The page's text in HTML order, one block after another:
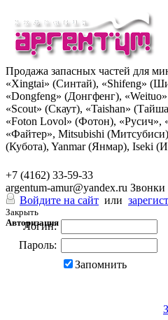
Продажа запасных частей для
«Xingtai» (Синтай), «Shifeng»
«Dongfeng» (Донгфенг),
«Scout» (Скаут), «Taishan»
«Foton Lovol» (Фотон), «Русич»,
«Файтер», Mitsubishi
(Кубота), Yanmar (Янмар), Iseki
+7 (4162) 33-59-33
argentum-amur@yandex.ru Звонки
Войдите на сайт или
Закрыть
Авторизация
Логин:
Пароль:
Запомнить